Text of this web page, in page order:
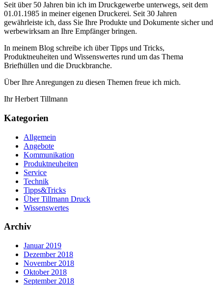
Seit über 50 Jahren bin ich im Druckgewerbe unterwegs, seit dem
01.01.1985 in meiner eigenen Druckerei. Seit 30 Jahren
gewährleiste ich, dass Sie Ihre Produkte und Dokumente sicher und
werbewirksam an Ihre Empfänger bringen.
In meinem Blog schreibe ich über Tipps und Tricks,
Produktneuheiten und Wissenswertes rund um das Thema
Briefhüllen und die Druckbranche.
Über Ihre Anregungen zu diesen Themen freue ich mich.
Ihr Herbert Tillmann
Kategorien
Allgemein
Angebote
Kommunikation
Produktneuheiten
Service
Technik
Tipps&Tricks
Über Tillmann Druck
Wissenswertes
Archiv
Januar 2019
Dezember 2018
November 2018
Oktober 2018
September 2018